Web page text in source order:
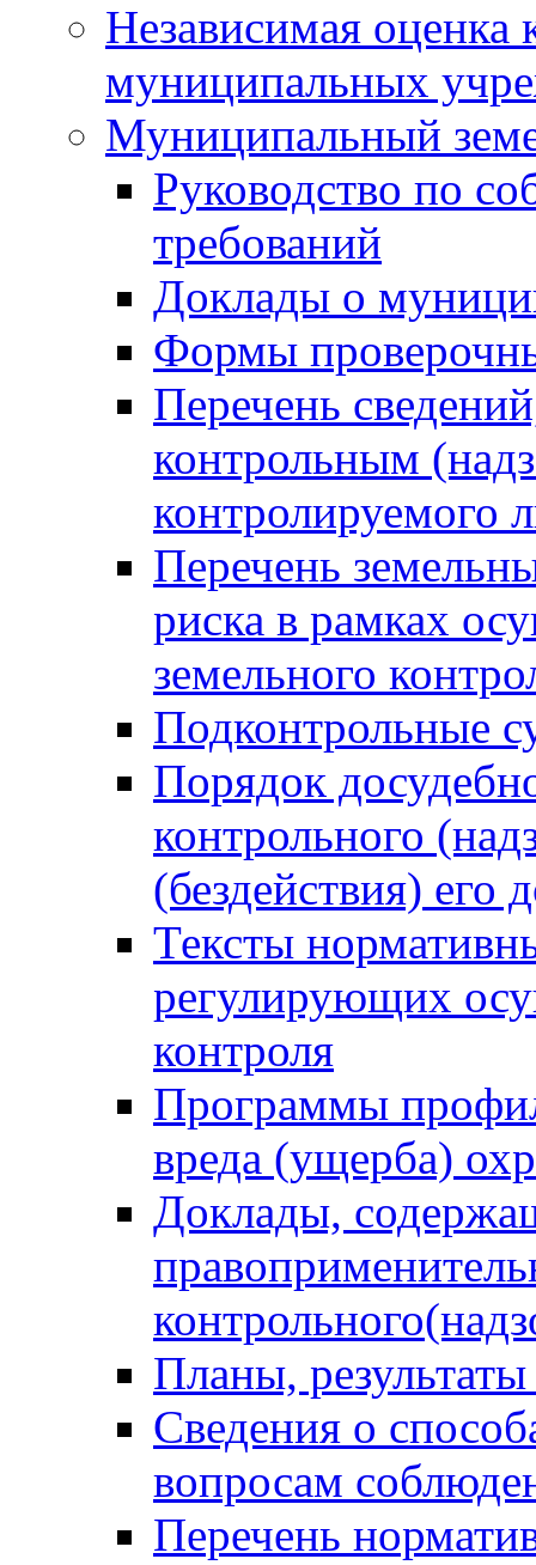
Независимая оценка
муниципальных
Муниципальный
Руководство по
требований
Доклады о
Формы
Перечень
контрольным
контролируемого
Перечень
риска в рамках
земельного
Подконтрольные
Порядок
контрольного
(бездействия)
Тексты
регулирующих
контроля
Программы
вреда (ущерба)
Доклады,
Планы,
Сведения о
вопросам
Перечень